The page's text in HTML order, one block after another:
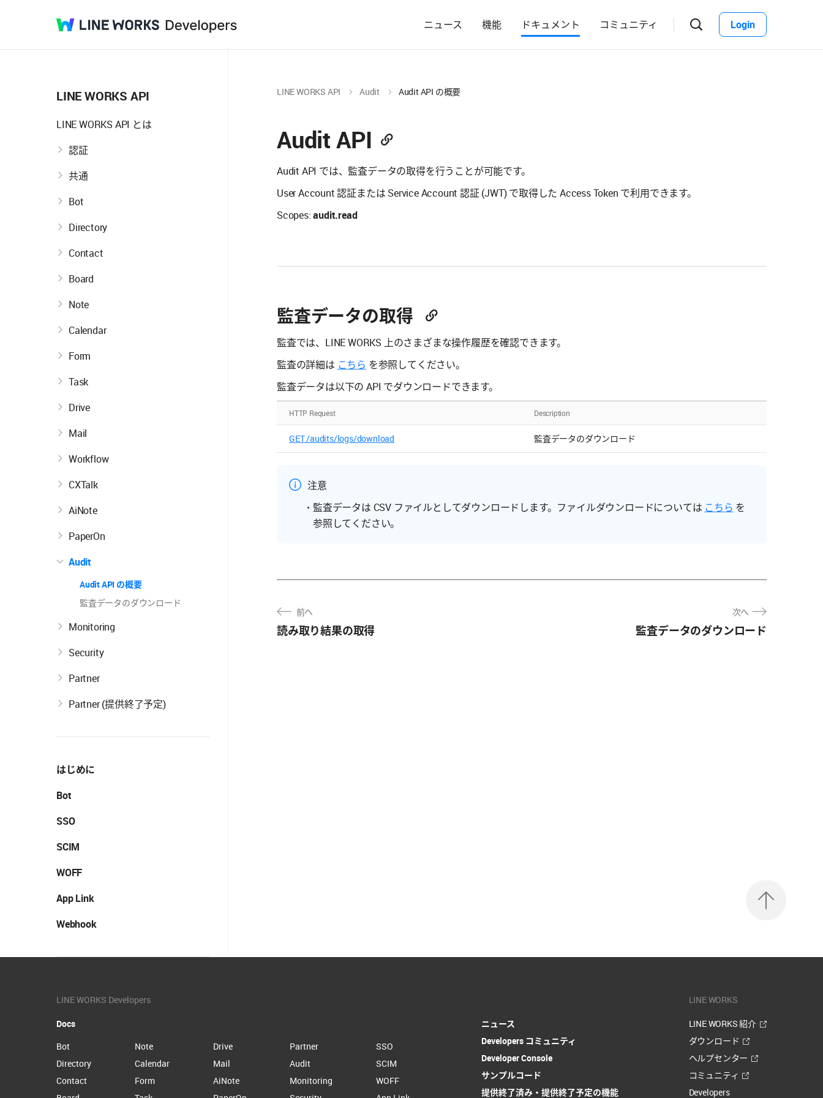
LINE
WORKS
Developers ニュース 機能 ドキュメント コミュニティ
검
창
Login
LINE WORKS API
LINE WORKS API とは
認証
共通
Bot
Directory
Contact
Board
Note
Calendar
Form
Task
Drive
Mail
Workflow
CXTalk
AiNote
PaperOn
Audit
Audit API の概要
監査データのダウンロード
Monitoring
Security
Partner
Partner (提供終了予定)
はじめに
Bot
SSO
SCIM
WOFF
App Link
Webhook
LINE WORKS API Audit Audit API の概要
Audit API
Audit API では、監査データの取得を行うことが可能です。
User Account 認証または Service Account 認証 (JWT) で取得した Access Token で利用できます。
Scopes:audit.read
監査データの取得
監査では、LINE WORKS 上のさまざまな操作履歴を確認できます。
監査の詳細は こちら を参照してください。
監査データは以下の API でダウンロードできます。
HTTP Request Description
GET /audits/logs/download 監査データのダウンロード
注意
監査データは CSV ファイルとしてダウンロードします。ファイルダウンロードについては こちら を
参照してください。
前へ
読み取り結果の取得
次へ
監査データのダウンロード
LINE WORKS Developers
Docs
Bot
Directory
Contact
Note
Calendar
Form
Drive
Mail
AiNote
Partner
Audit
Monitoring
SSO
SCIM
WOFF
ニュース
Developers コミュニティ
Developer Console
サンプルコード
提供終了済み・提供終了予定の機能
LINE WORKS
LINE WORKS 紹介
ダウンロード
ヘルプセンター
コミュニティ
Developers